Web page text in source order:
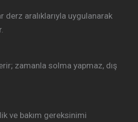
derz aralıklarıyla uygulanarak
zamanla solma yapmaz, dış
ve bakım gereksinimi